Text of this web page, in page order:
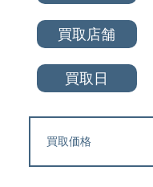
買取店舗
買取日
買取価格